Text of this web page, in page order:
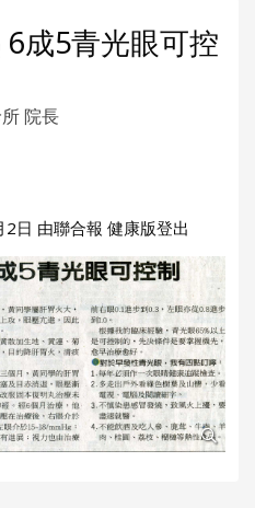
成5青光眼可控
院長
日 由聯合報 健康版登出